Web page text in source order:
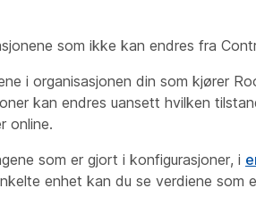
som ikke kan endres fra
i organisasjonen din som kjører
kan endres uansett hvilken
online.
som er gjort i konfigurasjoner, i
enhet kan du se verdiene som